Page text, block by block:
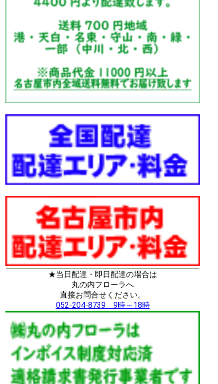
★当日配達・即日配達の場合は
丸の内フローラへ
直接お問合せください。
052-204-8739 9時～18時